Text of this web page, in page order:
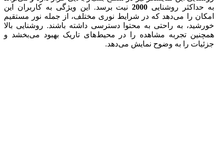
به حداکثر روشنایی 2000نیت برسد. این ویژگی به کاربران این
امکان را می‌دهد که در شرایط نوری مختلف، از جمله نور مستقیم
خورشید، به راحتی به محتوا دسترسی داشته باشند. روشنایی بالا
همچنین تجربه مشاهده را در محیط‌های تاریک بهبود می‌بخشد و
جزئیات را به وضوح نمایش می‌دهد.